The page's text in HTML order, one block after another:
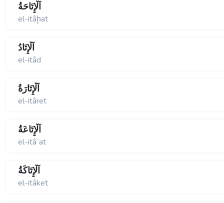
اَلْإِتَاحَةُ
el-itâḩat
اَلْإِتَادُ
el-itâd
اَلْإِتَارَةُ
el-itâret
اَلْإِتَاعَةُ
el-itâʹat
اَلْإِتَاكَةُ
el-itâket